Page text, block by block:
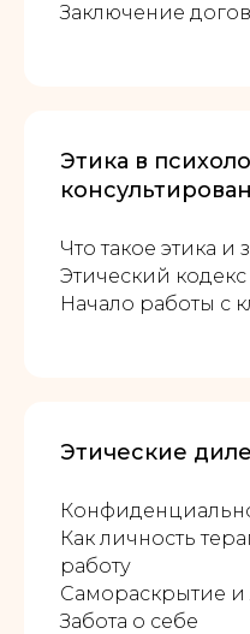
Заключение
Этика в
Что такое этика и
Этический
Начало работы с
Этические
Как личность
работу
Самораскрытие
Забота о себе